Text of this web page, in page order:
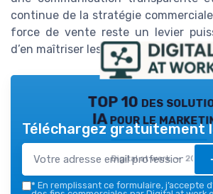
continue de la stratégie
force de vente reste un levier
d’en maîtriser les limites et
TOP 10 des
IA pour le
Digital at work — 2026
Téléchargez gratuitement
* En remplissant ce formulaire, j’accepte